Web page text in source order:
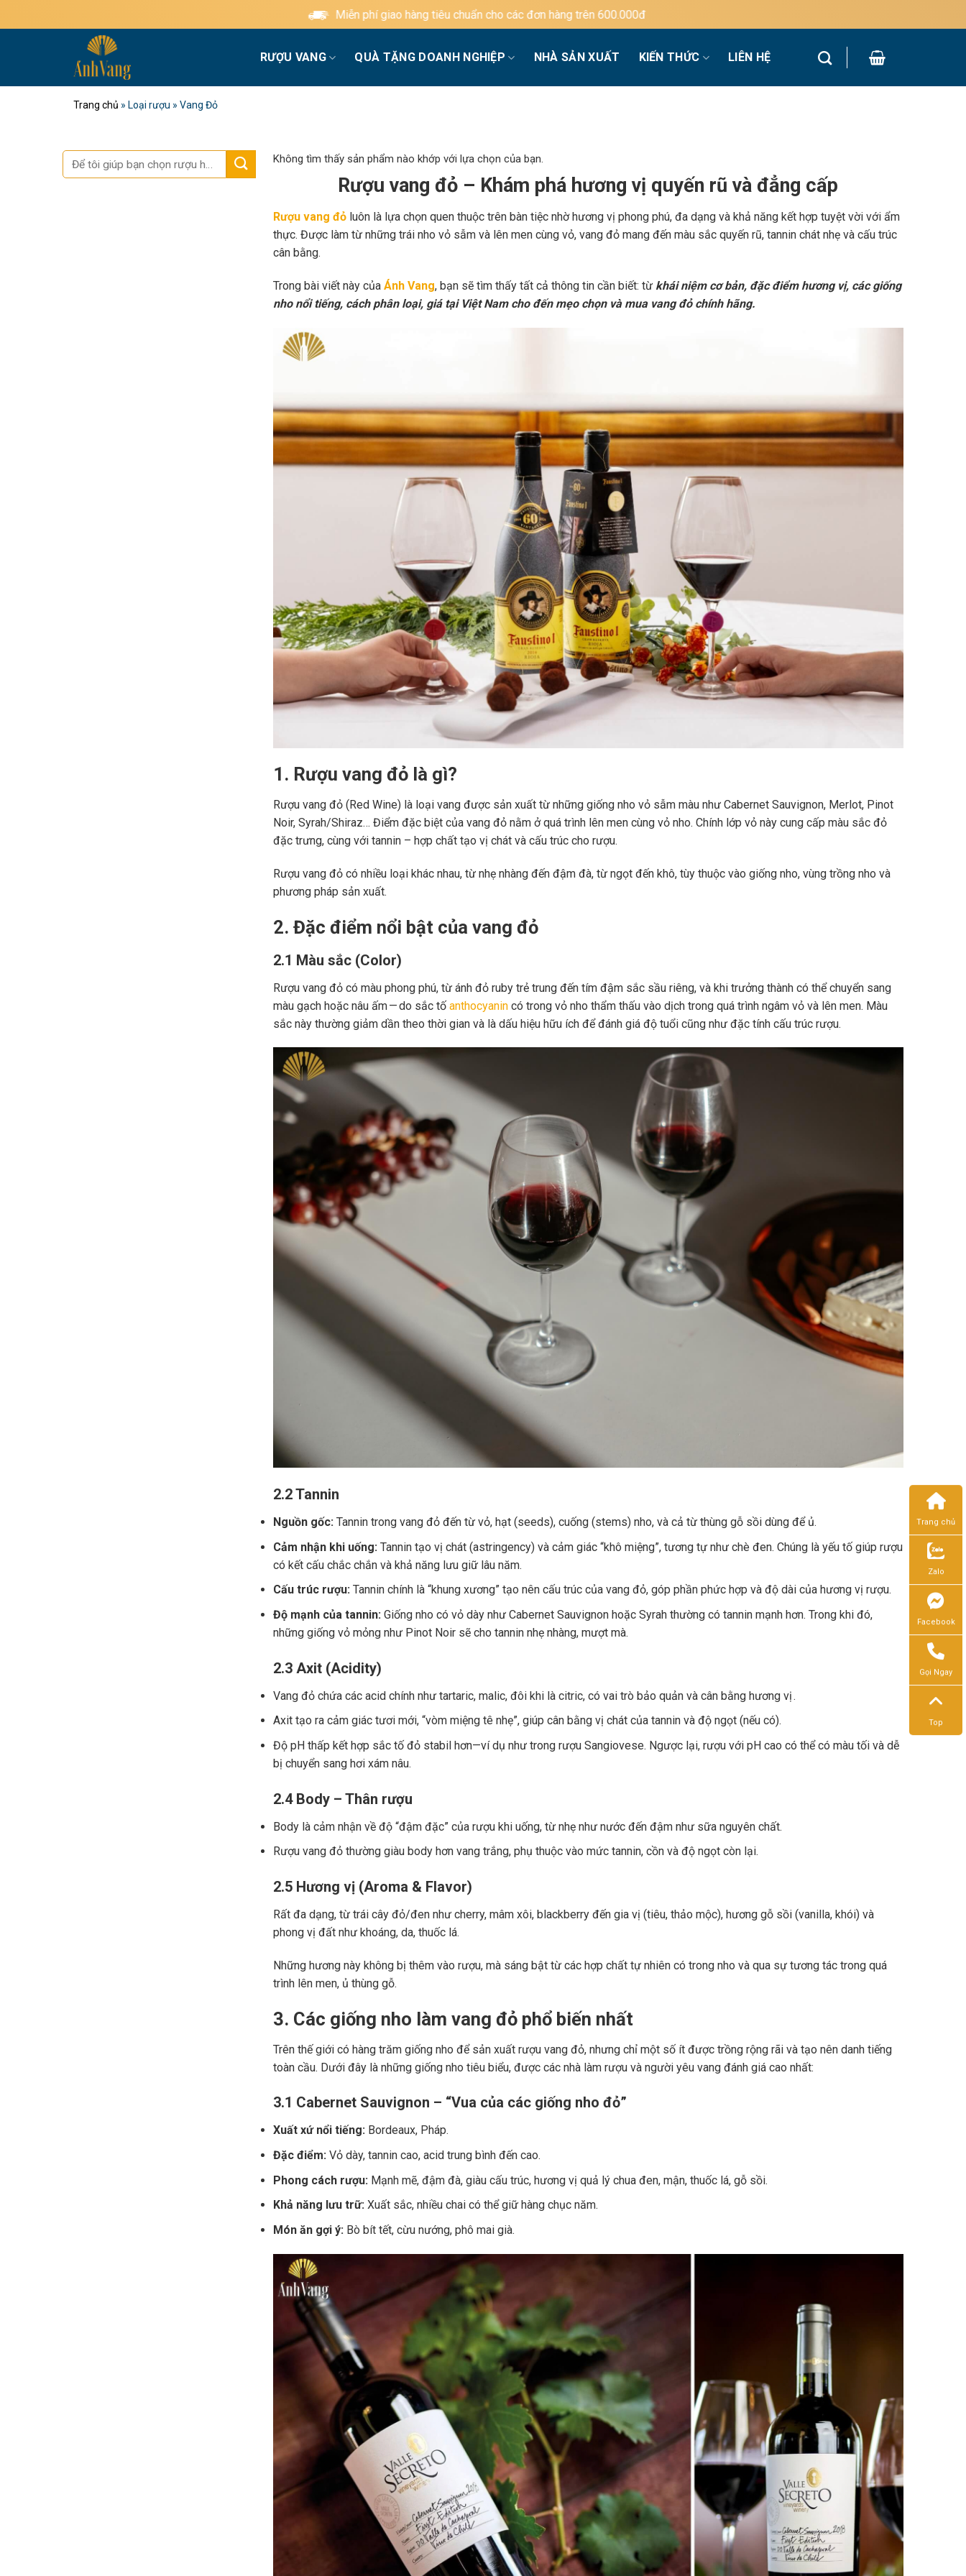
qua
Miễn phí giao hàng tiêu chuẩn cho các đơn hàng trên 600.000đ
RƯỢU VANG QUÀ TẶNG DOANH NGHIỆP NHÀ SẢN XUẤT KIẾN THỨC LIÊN HỆ
Trang chủ » Loại rượu » Vang Đỏ
Tìm
kiếm:
Không tìm thấy sản phẩm nào khớp với lựa chọn của bạn.
Rượu vang đỏ – Khám phá hương vị quyến rũ và đẳng cấp
Rượu vang đỏluôn là lựa chọn quen thuộc trên bàn tiệc nhờ hương vị phong phú, đa dạng và khả năng kết hợp tuyệt vời với ẩm
thực. Được làm từ những trái nho vỏ sẫm và lên men cùng vỏ, vang đỏ mang đến màu sắc quyến rũ, tannin chát nhẹ và cấu trúc
cân bằng.
Trong bài viết này của Ánh Vang, bạn sẽ tìm thấy tất cả thông tin cần biết: từ khái niệm cơ bản, đặc điểm hương vị, các giống
nho nổi tiếng, cách phân loại, giá tại Việt Nam cho đến mẹo chọn và mua vang đỏ chính hãng.
1. Rượu vang đỏ là gì?
Rượu vang đỏ (Red Wine) là loại vang được sản xuất từ những giống nho vỏ sẫm màu như Cabernet Sauvignon, Merlot, Pinot
Noir, Syrah/Shiraz… Điểm đặc biệt của vang đỏ nằm ở quá trình lên men cùng vỏ nho. Chính lớp vỏ này cung cấp màu sắc đỏ
đặc trưng, cùng với tannin – hợp chất tạo vị chát và cấu trúc cho rượu.
Rượu vang đỏ có nhiều loại khác nhau, từ nhẹ nhàng đến đậm đà, từ ngọt đến khô, tùy thuộc vào giống nho, vùng trồng nho và
phương pháp sản xuất.
2. Đặc điểm nổi bật của vang đỏ
2.1 Màu sắc (Color)
Rượu vang đỏ có màu phong phú, từ ánh đỏ ruby trẻ trung đến tím đậm sắc sầu riêng, và khi trưởng thành có thể chuyển sang
màu gạch hoặc nâu ấm — do sắc tố anthocyanincó trong vỏ nho thẩm thấu vào dịch trong quá trình ngâm vỏ và lên men. Màu
sắc này thường giảm dần theo thời gian và là dấu hiệu hữu ích để đánh giá độ tuổi cũng như đặc tính cấu trúc rượu.
2.2 Tannin
Nguồn gốc:Tannin trong vang đỏ đến từ vỏ, hạt (seeds), cuống (stems) nho, và cả từ thùng gỗ sồi dùng để ủ.
Cảm nhận khi uống:Tannin tạo vị chát (astringency) và cảm giác “khô miệng”, tương tự như chè đen. Chúng là yếu tố giúp rượu
có kết cấu chắc chắn và khả năng lưu giữ lâu năm.
Cấu trúc rượu:Tannin chính là “khung xương” tạo nên cấu trúc của vang đỏ, góp phần phức hợp và độ dài của hương vị rượu.
Độ mạnh của tannin:Giống nho có vỏ dày như Cabernet Sauvignon hoặc Syrah thường có tannin mạnh hơn. Trong khi đó,
những giống vỏ mỏng như Pinot Noir sẽ cho tannin nhẹ nhàng, mượt mà.
2.3 Axit (Acidity)
Vang đỏ chứa các acid chính như tartaric, malic, đôi khi là citric, có vai trò bảo quản và cân bằng hương vị .
Axit tạo ra cảm giác tươi mới, “vòm miệng tê nhẹ”, giúp cân bằng vị chát của tannin và độ ngọt (nếu có).
Độ pH thấp kết hợp sắc tố đỏ stabil hơn—ví dụ như trong rượu Sangiovese. Ngược lại, rượu với pH cao có thể có màu tối và dễ
bị chuyển sang hơi xám nâu.
2.4 Body – Thân rượu
Body là cảm nhận về độ “đậm đặc” của rượu khi uống, từ nhẹ như nước đến đậm như sữa nguyên chất.
Rượu vang đỏ thường giàu body hơn vang trắng, phụ thuộc vào mức tannin, cồn và độ ngọt còn lại.
2.5 Hương vị (Aroma & Flavor)
Rất đa dạng, từ trái cây đỏ/đen như cherry, mâm xôi, blackberry đến gia vị (tiêu, thảo mộc), hương gỗ sồi (vanilla, khói) và
phong vị đất như khoáng, da, thuốc lá.
Những hương này không bị thêm vào rượu, mà sáng bật từ các hợp chất tự nhiên có trong nho và qua sự tương tác trong quá
trình lên men, ủ thùng gỗ.
3. Các giống nho làm vang đỏ phổ biến nhất
Trên thế giới có hàng trăm giống nho để sản xuất rượu vang đỏ, nhưng chỉ một số ít được trồng rộng rãi và tạo nên danh tiếng
toàn cầu. Dưới đây là những giống nho tiêu biểu, được các nhà làm rượu và người yêu vang đánh giá cao nhất:
3.1 Cabernet Sauvignon – “Vua của các giống nho đỏ”
Xuất xứ nổi tiếng:Bordeaux, Pháp.
Đặc điểm:Vỏ dày, tannin cao, acid trung bình đến cao.
Phong cách rượu: Mạnh mẽ, đậm đà, giàu cấu trúc, hương vị quả lý chua đen, mận, thuốc lá, gỗ sồi.
Khả năng lưu trữ:Xuất sắc, nhiều chai có thể giữ hàng chục năm.
Món ăn gợi ý: Bò bít tết, cừu nướng, phô mai già.
Trang chủ
Zalo
Facebook
Gọi Ngay
Top